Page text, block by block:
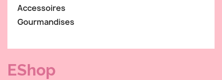
Accessoires
Gourmandises
EShop